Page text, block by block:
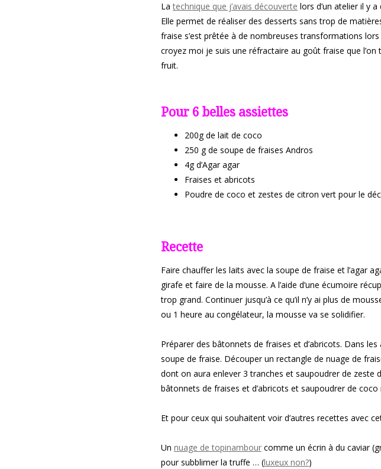
Latechnique que j’avais découverte lors d’un atelier il y
Elle permet de réaliser des desserts sans trop de
fraise s’est prêtée à de nombreuses transformations
croyez moi je suis une réfractaire au goût fraise que
fruit.
Pour 6 belles assiettes
200g de lait de coco
250 g de soupe de fraises Andros
4g d’Agar agar
Fraises et abricots
Poudre de coco et zestes de citron vert pour le
Recette
Faire chauffer les laits avec la soupe de fraise et l’agar
girafe et faire de la mousse. A l’aide d’une écumoire
trop grand. Continuer jusqu’à ce qu’il n’y ai plus de
ou 1 heure au congélateur, la mousse va se solidifier.
Préparer des bâtonnets de fraises et d’abricots. Dans
soupe de fraise. Découper un rectangle de nuage de
dont on aura enlever 3 tranches et saupoudrer de zeste
bâtonnets de fraises et d’abricots et saupoudrer de coco
Et pour ceux qui souhaitent voir d’autres recettes avec
Un nuage de topinambour comme un écrin à du caviar
pour subblimer la truffe … (luxeux non?)